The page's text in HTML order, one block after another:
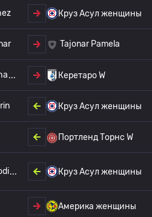
Круз Асул женщины
Tajonar Pamela
Керетаро W
Круз Асул женщины
Портленд Торнс W
Круз Асул женщины
Америка женщины